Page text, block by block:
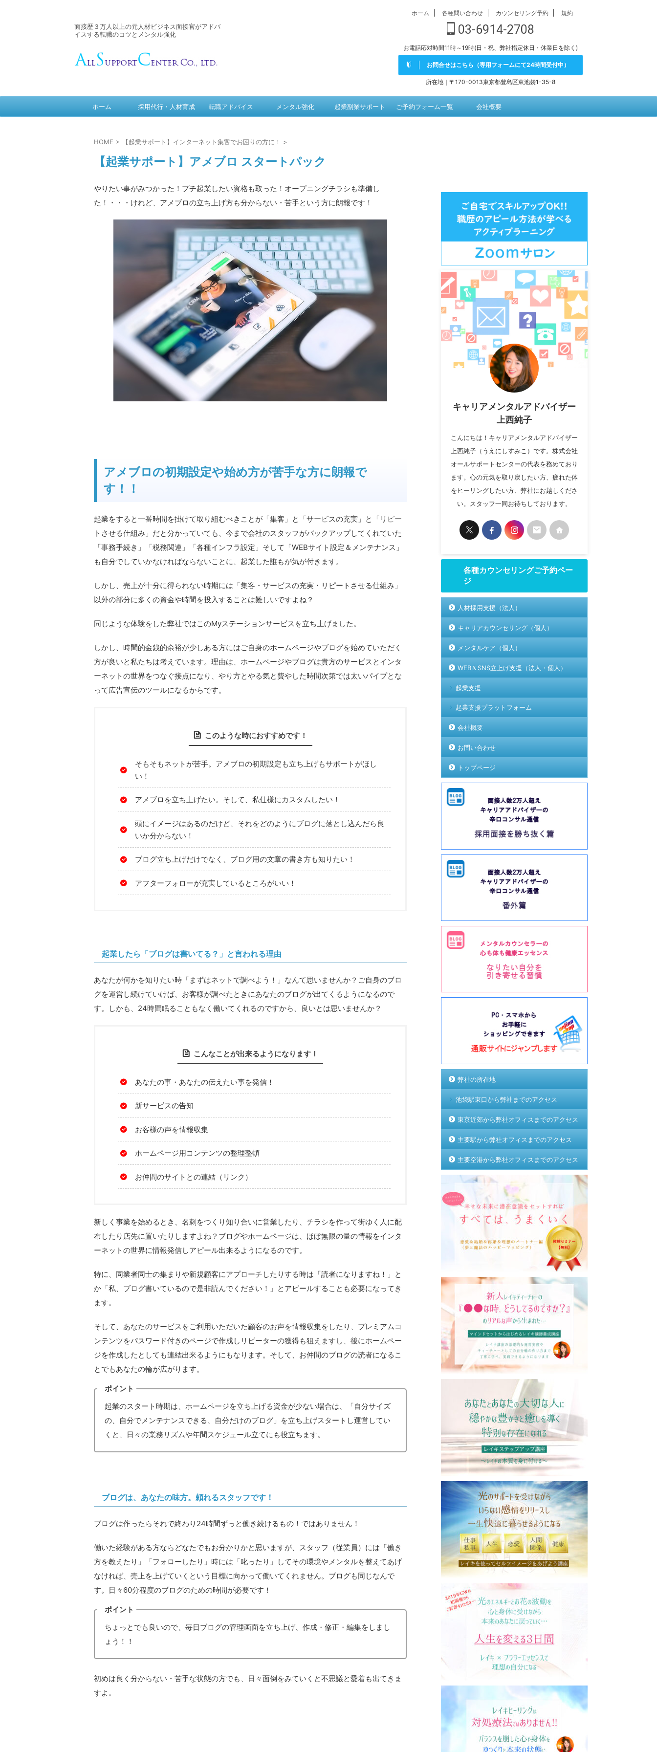
面接歴３万人以上の元人材ビジネス面接官がアドバ
イスする転職のコツとメンタル強化
ホーム 各種問い合わせ カウンセリング予約 規約
03-6914-2708
お電話応対時間11時～19時(日・祝、弊社指定休日・休業日を除く)
お問合せはこちら（専用フォームにて24時間受付中）
所在地｜〒170-0013東京都豊島区東池袋1-35-8
ホーム 採用代行・人材育成 転職アドバイス メンタル強化 起業副業サポート ご予約フォーム一覧 会社概要
HOME > 【起業サポート】インターネット集客でお困りの方に！ >
【起業サポート】アメブロ スタートパック
やりたい事がみつかった！プチ起業したい資格も取った！オープニングチラシも準備し
た！・・・けれど、アメブロの立ち上げ方も分からない・苦手という方に朗報です！
アメブロの初期設定や始め方が苦手な方に朗報で
す！！
起業をすると一番時間を掛けて取り組むべきことが「集客」と「サービスの充実」と「リピー
トさせる仕組み」だと分かっていても、今まで会社のスタッフがバックアップしてくれていた
「事務手続き」「税務関連」「各種インフラ設定」そして「WEBサイト設定＆メンテナンス」
も自分でしていかなければならないことに、起業した誰もが気が付きます。
しかし、売上が十分に得られない時期には「集客・サービスの充実・リピートさせる仕組み」
以外の部分に多くの資金や時間を投入することは難しいですよね？
同じような体験をした弊社ではこのMyステーションサービスを立ち上げました。
しかし、時間的金銭的余裕が少しある方にはご自身のホームページやブログを始めていただく
方が良いと私たちは考えています。理由は、ホームページやブログは貴方のサービスとインタ
ーネットの世界をつなぐ接点になり、やり方とやる気と費やした時間次第では太いパイプとな
って広告宣伝のツールになるからです。
このような時におすすめです！
そもそもネットが苦手。アメブロの初期設定も立ち上げもサポートがほし
い！
アメブロを立ち上げたい。そして、私仕様にカスタムしたい！
頭にイメージはあるのだけど、それをどのようにブログに落とし込んだら良
いか分からない！
ブログ立ち上げだけでなく、ブログ用の文章の書き方も知りたい！
アフターフォローが充実しているところがいい！
起業したら「ブログは書いてる？」と言われる理由
あなたが何かを知りたい時「まずはネットで調べよう！」なんて思いませんか？ご自身のブロ
グを運営し続けていけば、お客様が調べたときにあなたのブログが出てくるようになるので
す。しかも、24時間眠ることもなく働いてくれるのですから、良いとは思いませんか？
こんなことが出来るようになります！
あなたの事・あなたの伝えたい事を発信！
新サービスの告知
お客様の声を情報収集
ホームページ用コンテンツの整理整頓
お仲間のサイトとの連結（リンク）
新しく事業を始めるとき、名刺をつくり知り合いに営業したり、チラシを作って街ゆく人に配
布したり店先に置いたりしますよね？ブログやホームページは、ほぼ無限の量の情報をインタ
ーネットの世界に情報発信しアピール出来るようになるのです。
特に、同業者同士の集まりや新規顧客にアプローチしたりする時は「読者になりますね！」と
か「私、ブログ書いているので是非読んでください！」とアピールすることも必要になってき
ます。
そして、あなたのサービスをご利用いただいた顧客のお声を情報収集をしたり、プレミアムコ
ンテンツをパスワード付きのページで作成しリピーターの獲得も狙えますし、後にホームペー
ジを作成したとしても連結出来るようにもなります。そして、お仲間のブログの読者になるこ
とでもあなたの輪が広がります。
ポイント
起業のスタート時期は、ホームページを立ち上げる資金が少ない場合は、「自分サイズ
の、自分でメンテナンスできる、自分だけのブログ」を立ち上げスタートし運営してい
くと、日々の業務リズムや年間スケジュール立てにも役立ちます。
ブログは、あなたの味方。頼れるスタッフです！
ブログは作ったらそれで終わり24時間ずっと働き続けるもの！ではありません！
働いた経験がある方ならどなたでもお分かりかと思いますが、スタッフ（従業員）には「働き
方を教えたり」「フォローしたり」時には「叱ったり」してその環境やメンタルを整えてあげ
なければ、売上を上げていくという目標に向かって働いてくれません。ブログも同じなんで
す。日々60分程度のブログのための時間が必要です！
ポイント
ちょっとでも良いので、毎日ブログの管理画面を立ち上げ、作成・修正・編集をしまし
ょう！！
初めは良く分からない・苦手な状態の方でも、日々面倒をみていくと不思議と愛着も出てきま
すよ。
キャリアメンタルアドバイザー
上西純子
こんにちは！キャリアメンタルアドバイザー
上西純子（うえにしすみこ）です。株式会社
オールサポートセンターの代表を務めており
ます。心の元気を取り戻したい方、疲れた体
をヒーリングしたい方、弊社にお越しくださ
い。スタッフ一同お待ちしております。
各種カウンセリングご予約ペー
ジ
人材採用支援（法人）
キャリアカウンセリング（個人）
メンタルケア（個人）
WEB＆SNS立上げ支援（法人・個人）
起業支援
起業支援プラットフォーム
会社概要
お問い合わせ
トップページ
弊社の所在地
池袋駅東口から弊社までのアクセス
東京近郊から弊社オフィスまでのアクセス
主要駅から弊社オフィスまでのアクセス
主要空港から弊社オフィスまでのアクセス